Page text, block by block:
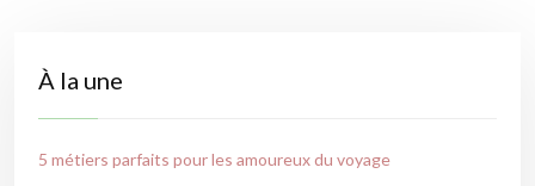
À la une
5 métiers parfaits pour les amoureux du voyage